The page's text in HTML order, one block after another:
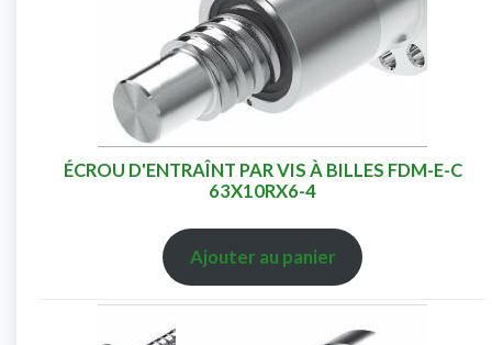
ÉCROU D'ENTRAÎNT PAR VIS À BILLES FDM-E-C
63X10RX6-4
Ajouter au panier